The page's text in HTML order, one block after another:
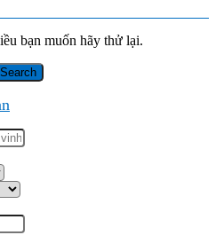
bạn muốn hãy thử lại.